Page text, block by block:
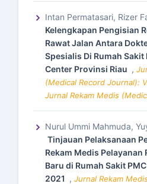
Intan Permatasari, Rizer
Kelengkapan Pengisian
Rawat Jalan Antara
Spesialis Di Rumah
Center Provinsi Riau ,
(Medical Record Journal):
Jurnal Rekam Medis
Nurul Ummi Mahmuda,
Tinjauan Pelaksanaan
Rekam Medis Pelayanan
Baru di Rumah Sakit
2021 , Jurnal Rekam